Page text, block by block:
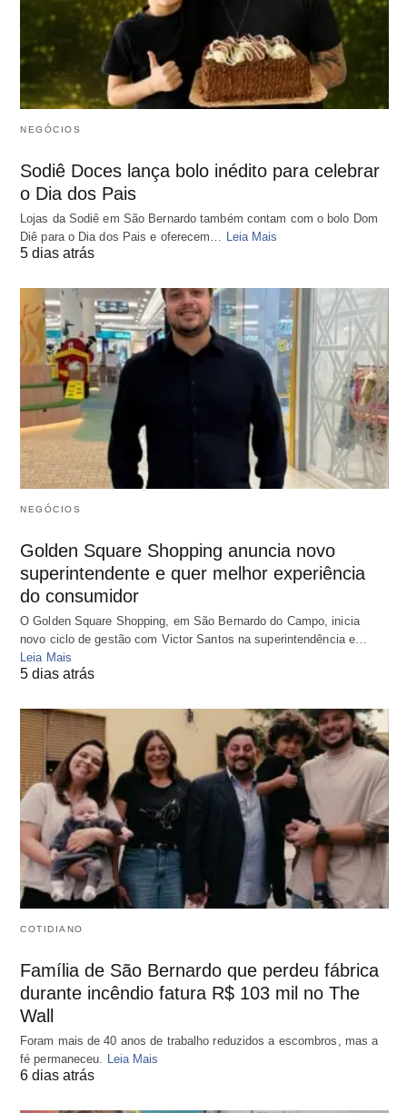
NEGÓCIOS
Sodiê Doces lança bolo inédito para celebrar
o Dia dos Pais
Lojas da Sodiê em São Bernardo também contam com o bolo Dom
Diê para o Dia dos Pais e oferecem… Leia Mais
5 dias atrás
NEGÓCIOS
Golden Square Shopping anuncia novo
superintendente e quer melhor experiência
do consumidor
O Golden Square Shopping, em São Bernardo do Campo, inicia
novo ciclo de gestão com Victor Santos na superintendência e…
Leia Mais
5 dias atrás
COTIDIANO
Família de São Bernardo que perdeu fábrica
durante incêndio fatura R$ 103 mil no The
Wall
Foram mais de 40 anos de trabalho reduzidos a escombros, mas a
fé permaneceu. Leia Mais
6 dias atrás